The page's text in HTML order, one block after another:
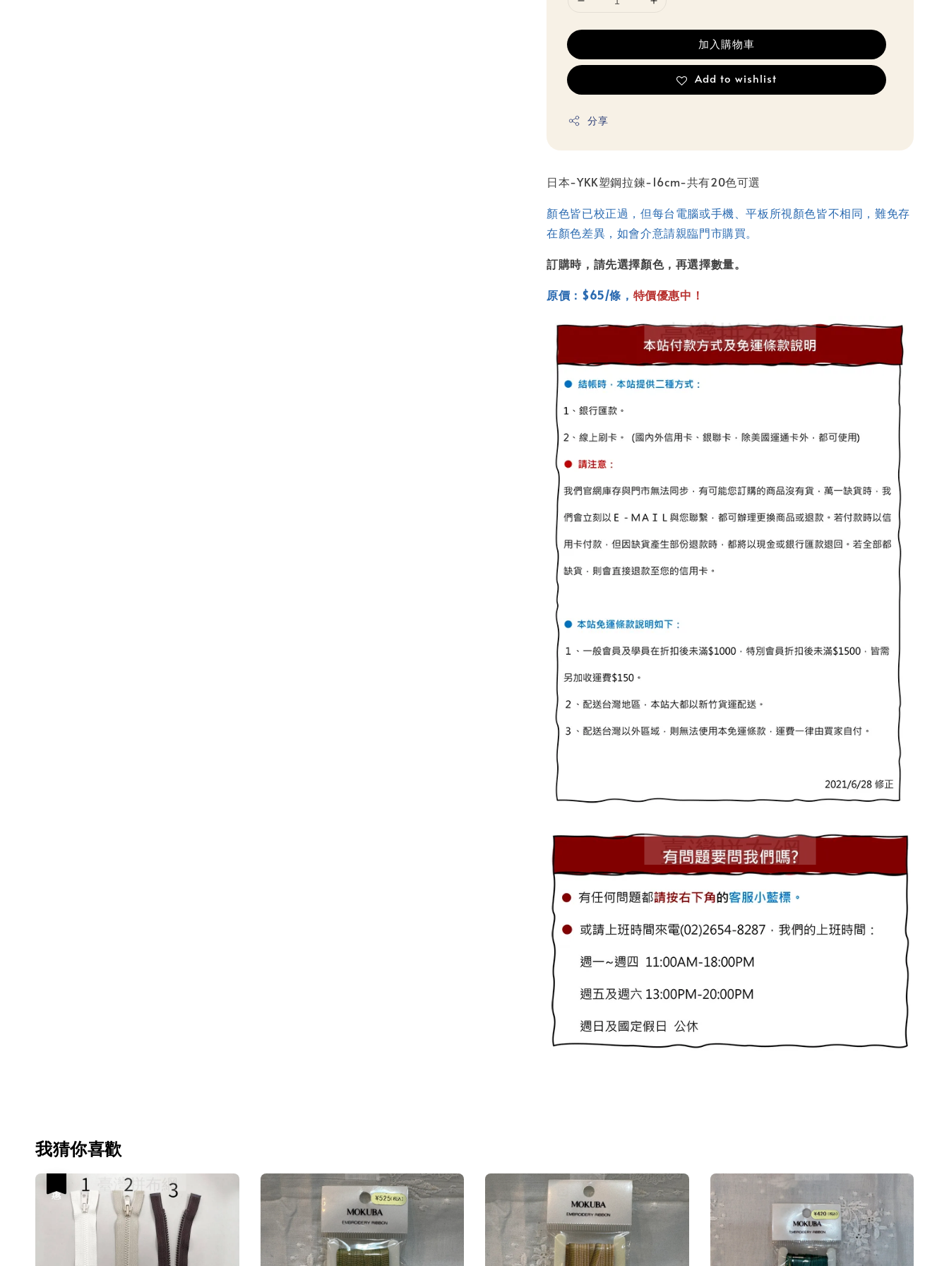
加入購物車
Add to wishlist
分享
日本-YKK塑鋼拉鍊-16cm-共有20色可選
顏色皆已校正過，但每台電腦或手機、平板所視顏色皆不相同，難免存
在顏色差異，如會介意請親臨門市購買。
訂購時，請先選擇顏色，再選擇數量。
原價：$65/條， 特價優惠中！
我猜你喜歡